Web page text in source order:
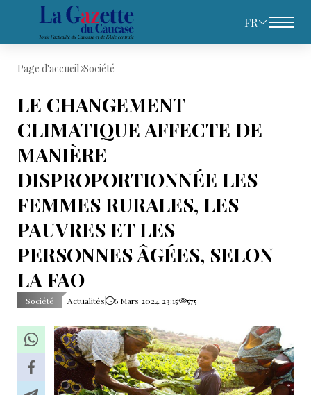
FR
Page d'accueil Société
LE CHANGEMENT
CLIMATIQUE AFFECTE DE
MANIÈRE
DISPROPORTIONNÉE LES
FEMMES RURALES, LES
PAUVRES ET LES
PERSONNES ÂGÉES, SELON
LA FAO
Société Actualités 6 Mars 2024 23:15 575